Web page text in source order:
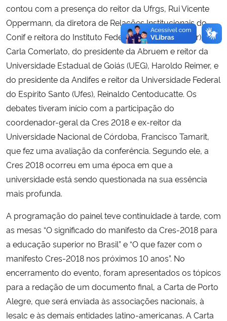
contou com a presença do reitor da Ufrgs, Rui Vicente
Oppermann, da diretora de Relações Institucionais do
Conif e reitora do Instituto Federal Farroupilha (IFFar),
Carla Comerlato, do presidente da Abruem e reitor da
Universidade Estadual de Goiás (UEG), Haroldo Reimer, e
do presidente da Andifes e reitor da Universidade Federal
do Espírito Santo (Ufes), Reinaldo Centoducatte. Os
debates tiveram início com a participação do
coordenador-geral da Cres 2018 e ex-reitor da
Universidade Nacional de Córdoba, Francisco Tamarit,
que fez uma avaliação da conferência. Segundo ele, a
Cres 2018 ocorreu em uma época em que a
universidade está sendo questionada na sua essência
mais profunda.
A programação do painel teve continuidade à tarde, com
as mesas “O significado do manifesto da Cres-2018 para
a educação superior no Brasil” e “O que fazer com o
manifesto Cres-2018 nos próximos 10 anos”. No
encerramento do evento, foram apresentados os tópicos
para a redação de um documento final, a Carta de Porto
Alegre, que será enviada às associações nacionais, à
Iesalc e às demais entidades latino-americanas. A Carta